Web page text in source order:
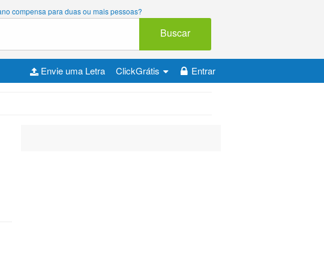
compensa para duas ou mais pessoas?
Buscar
Entrar
ClickGrátis
Envie uma Letra